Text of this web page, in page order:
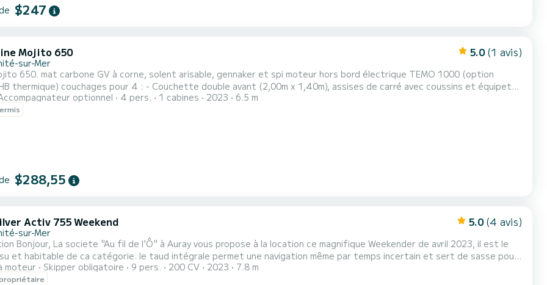
$247
Mojito 650 5.0 (1 avis)
sur-Mer
650. mat carbone GV à corne, solent arisable, gennaker et spi moteur hors bord électrique TEMO 1000 (option
thermique) couchages pour 4 : - Couchette double avant (2,00m x 1,40m), assises de carré avec coussins et équipets
arrière simples. Rangements longitudinaux et sous banquettes et couchettes. evier réchaud
"seches" dans carré séparé par un rideau.
optionnel 4 pers. 1 cabines 2023 6.5 m
$288,55
Activ 755 Weekend 5.0 (4 avis)
sur-Mer
Bonjour, La societe "Au fil de l'Ô" à Auray vous propose à la location ce magnifique Weekender de avril 2023, il est le
et habitable de ca catégorie. le taud intégrale permet une navigation même par temps incertain et sert de sasse pour
de plusieurs jours. Ces dimensions lui permette une excellente tenue en mer formée. Converti à l’éthanol, il vous en
moteur Skipper obligatoire 9 pers. 200 CV 2023 7.8 m